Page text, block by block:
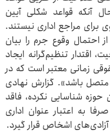
آنکه قواعد شکلی آیین
برای مراجع اداری نیستند.
از احتمال وقوع جرم را بیان
اقتدار تنظیم‌گرانه ایجاد
زمانی معتبر است که در
متصل باشد». گزارش نهادی
شناسایی نکرده، فاقد
به اعتبار عنوان اداری
اشخاص قرار گیرد.